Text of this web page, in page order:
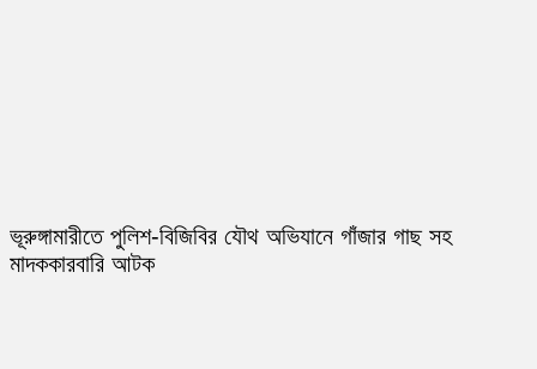
ভূরুঙ্গামারীতে পুলিশ-বিজিবির যৌথ অভিযানে গাঁজার গাছ সহ
মাদককারবারি আটক